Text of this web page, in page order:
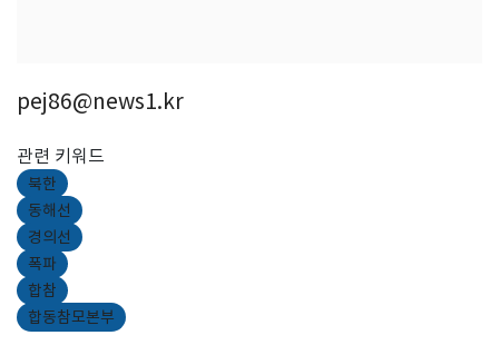
pej86@news1.kr
관련 키워드
북한
동해선
경의선
폭파
합참
합동참모본부